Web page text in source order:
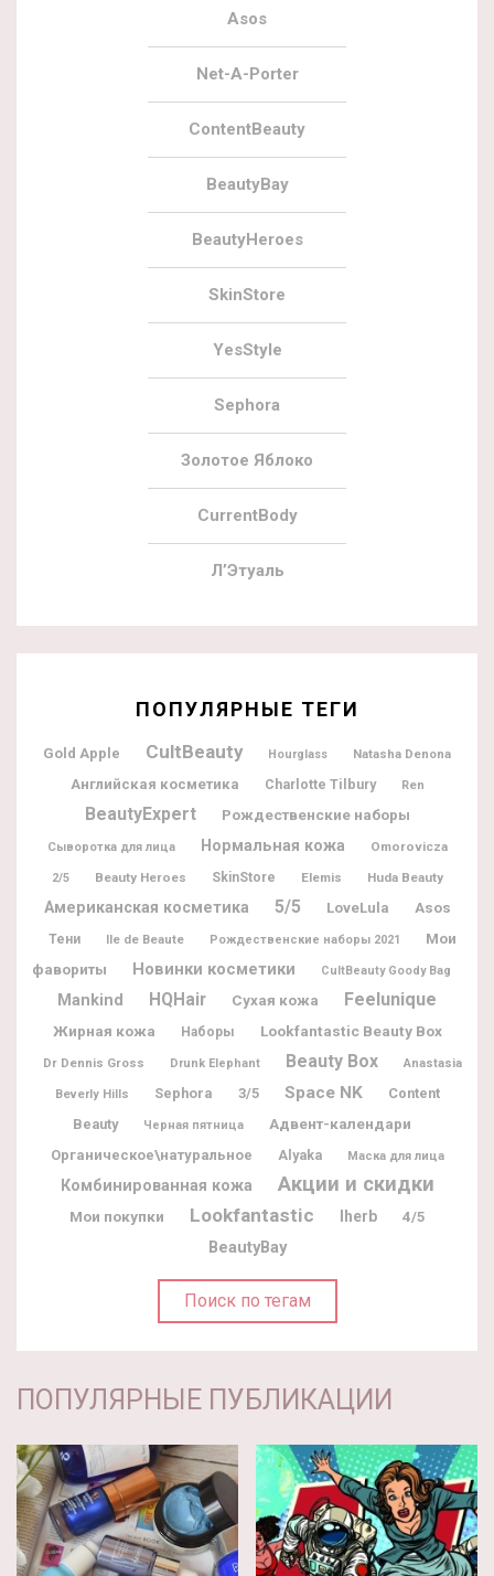
Asos
Net-A-Porter
ContentBeauty
BeautyBay
BeautyHeroes
SkinStore
YesStyle
Sephora
Золотое Яблоко
CurrentBody
Л’Этуаль
ПОПУЛЯРНЫЕ ТЕГИ
Gold Apple CultBeauty Hourglass Natasha Denona
Английская косметика Charlotte Tilbury Ren
BeautyExpert Рождественские наборы
Сыворотка для лица Нормальная кожа Omorovicza
2/5 Beauty Heroes SkinStore Elemis Huda Beauty
Американская косметика 5/5 LoveLula Asos
Тени Ile de Beaute Рождественские наборы 2021
Мои
фавориты
Новинки косметики CultBeauty Goody Bag
Mankind HQHair Сухая кожа Feelunique
Жирная кожа Наборы Lookfantastic Beauty Box
Dr Dennis Gross Drunk Elephant Beauty Box Anastasia
Beverly Hills Sephora 3/5 Space NK
Content
Beauty
Черная пятница Адвент-календари
Органическое\натуральное Alyaka Маска для лица
Комбинированная кожа Акции и скидки
Мои покупки Lookfantastic Iherb 4/5
BeautyBay
Поиск по тегам
ПОПУЛЯРНЫЕ ПУБЛИКАЦИИ